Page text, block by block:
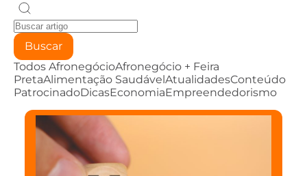
Buscar
Todos AfronegócioAfronegócio + Feira
PretaAlimentação SaudávelAtualidadesConteúdo
PatrocinadoDicasEconomiaEmpreendedorismo